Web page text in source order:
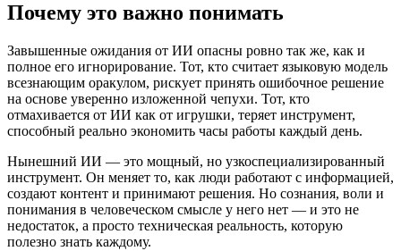
Почему это важно понимать
Завышенные ожидания от ИИ опасны ровно так же, как и
полное его игнорирование. Тот, кто считает языковую модель
всезнающим оракулом, рискует принять ошибочное решение
на основе уверенно изложенной чепухи. Тот, кто
отмахивается от ИИ как от игрушки, теряет инструмент,
способный реально экономить часы работы каждый день.
Нынешний ИИ — это мощный, но узкоспециализированный
инструмент. Он меняет то, как люди работают с информацией,
создают контент и принимают решения. Но сознания, воли и
понимания в человеческом смысле у него нет — и это не
недостаток, а просто техническая реальность, которую
полезно знать каждому.